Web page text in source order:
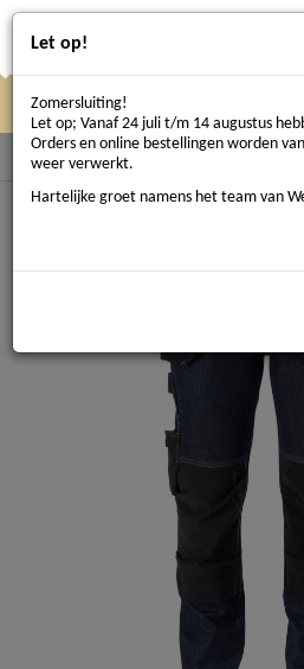
hier
Terug naar Werkbroeken
Let op!
Zomersluiting!
Let op; Vanaf 24 juli t/m 14 augustus
Orders en online bestellingen worden
weer verwerkt.
Hartelijke groet namens het team van